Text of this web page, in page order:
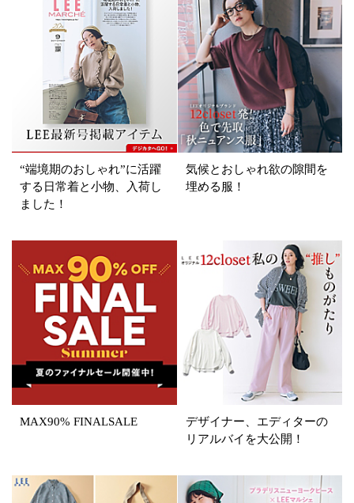
カテゴリ
掲載雑誌
すべて 新着
SALE商品
再入荷 ラスト1
在庫あり
カラー
ベージュ ブラウン オレンジ
“端境期のおしゃれ”に活躍
する日常着と小物、入荷し
ました！
気候とおしゃれ欲の隙間を
埋める服！
MAX90% FINALSALE
デザイナー、エディターの
リアルバイを大公開！